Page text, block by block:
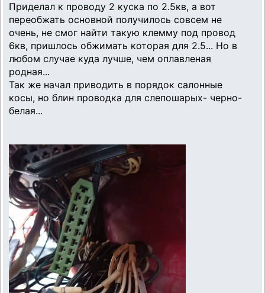
Приделал к проводу 2 куска по 2.5кв, а вот
переобжать основной получилось совсем не
очень, не смог найти такую клемму под провод
6кв, пришлось обжимать которая для 2.5... Но в
любом случае куда лучше, чем оплавленая
родная...
Так же начал приводить в порядок салонные
косы, но блин проводка для слепошарых- черно-
белая...